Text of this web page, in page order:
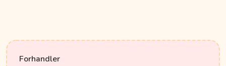
Forhandler